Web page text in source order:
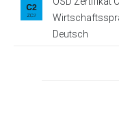
Deutsch